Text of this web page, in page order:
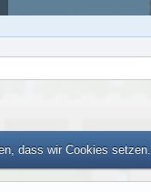
dass wir Cookies setzen.